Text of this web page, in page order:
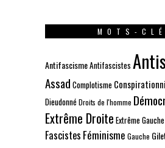
MOTS-
AntifascismeAntifascistes
Assad Complotisme
DieudonnéDroits de l'homme
Extrême Droite Extrême Gauche
Fascistes Féminisme Gauche